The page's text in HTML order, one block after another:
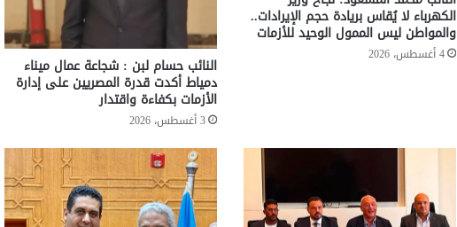
الكهرباء لا يُقاس بريادة حجم الإيرادات..
والمواطن ليس الممول الوحيد للأزمات
4 أغسطس، 2026
النائب حسام لبن : شجاعة عمال ميناء
دمياط أكدت قدرة المصريين على إدارة
الأزمات بكفاءة واقتدار
3 أغسطس، 2026